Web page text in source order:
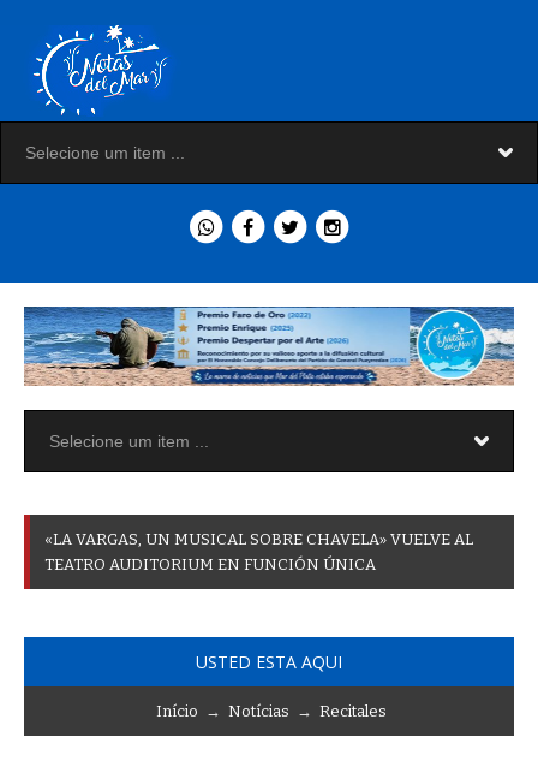
«LA VARGAS UN MUSICAL SOBRE CHAVELA» VUELVE AL
TEATRO AUDITORIUM EN FUNCIÓN ÚNICA
USTED ESTA AQUI
Início → Notícias → Recitales